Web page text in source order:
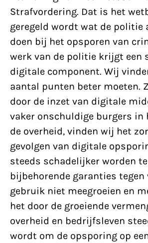
Strafvordering. Dat is het
geregeld wordt wat de politie
doen bij het opsporen van
werk van de politie krijgt een
digitale component. Wij
aantal punten beter moeten.
door de inzet van digitale
vaker onschuldige burgers in
de overheid, vinden wij het
gevolgen van digitale
steeds schadelijker worden
bijbehorende garanties tegen
gebruik niet meegroeien en
het door de groeiende
overheid en bedrijfsleven
wordt om de opsporing op